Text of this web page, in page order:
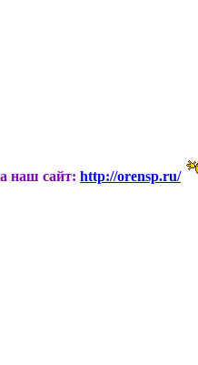
наш сайт: http://orensp.ru/